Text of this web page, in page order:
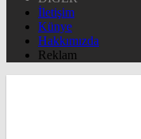
İletişim
Künye
Hakkımızda
Reklam